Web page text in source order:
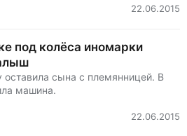
22.06.2015
под колёса иномарки
сына с племянницей. В
машина.
22.06.2015